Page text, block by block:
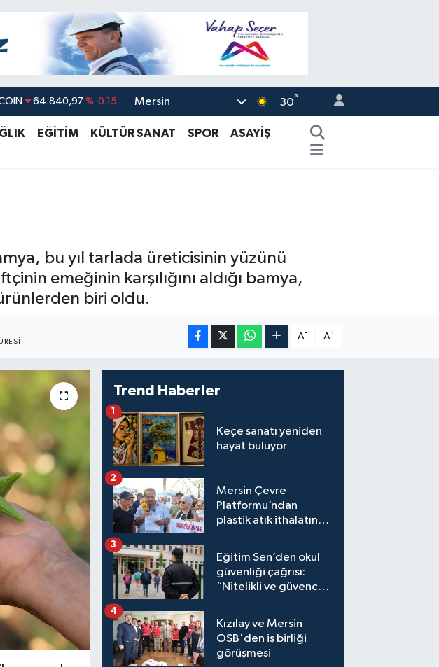
64.840,97 %-0.15
Mersin 30°
EĞİTİM KÜLTÜR SANAT SPOR
ASAYİŞ
bu yıl tarlada üreticisinin yüzünü
emeğinin karşılığını aldığı bamya,
biri oldu.
A- A+
Trend Haberler
Keçe sanatı yeniden
hayat buluyor
1
Mersin Çevre
Platformu’ndan
plastik atık ithalatına
2
Eğitim Sen’den okul
güvenliği çağrısı:
“Nitelikli ve güvenceli
3
Kızılay ve Mersin
OSB'den iş birliği
görüşmesi
4